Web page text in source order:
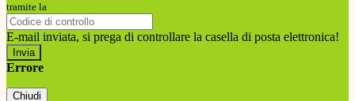
tramite la
E-mail inviata, si prega di controllare la casella di posta elettronica!
Errore
Chiudi